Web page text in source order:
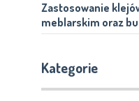
Zastosowanie
meblarskim oraz
Kategorie